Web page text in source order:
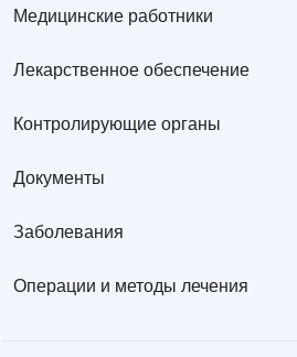
Медицинские работники
Лекарственное обеспечение
Контролирующие органы
Документы
Заболевания
Операции и методы лечения